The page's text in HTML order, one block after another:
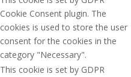
Cookie Consent plugin. The
cookies is used to store the user
consent for the cookies in the
category "Necessary".
This cookie is set by GDPR